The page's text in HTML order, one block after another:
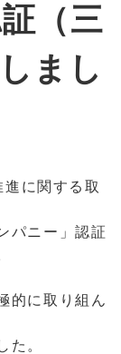
（三
まし
に関する取
パニー」認証
的に取り組ん
た。